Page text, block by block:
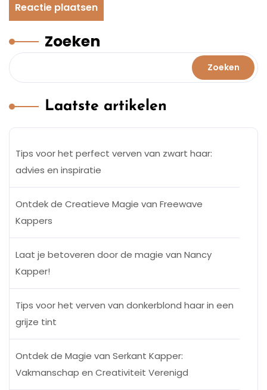
Zoeken
Zoeken
Laatste artikelen
Tips voor het perfect verven van zwart haar:
advies en inspiratie
Ontdek de Creatieve Magie van Freewave
Kappers
Laat je betoveren door de magie van Nancy
Kapper!
Tips voor het verven van donkerblond haar in een
grijze tint
Ontdek de Magie van Serkant Kapper:
Vakmanschap en Creativiteit Verenigd